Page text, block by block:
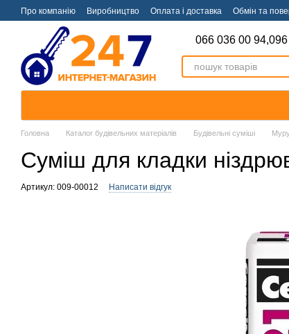
Перейти к основному контенту
Про компанію Виробництво Оплата і доставка Обмін та
066 036 00 94,
Головна Каталог будівельних матеріалів Будівельні суміші
Суміш для кладки
Артикул: 009-00012 Написати відгук